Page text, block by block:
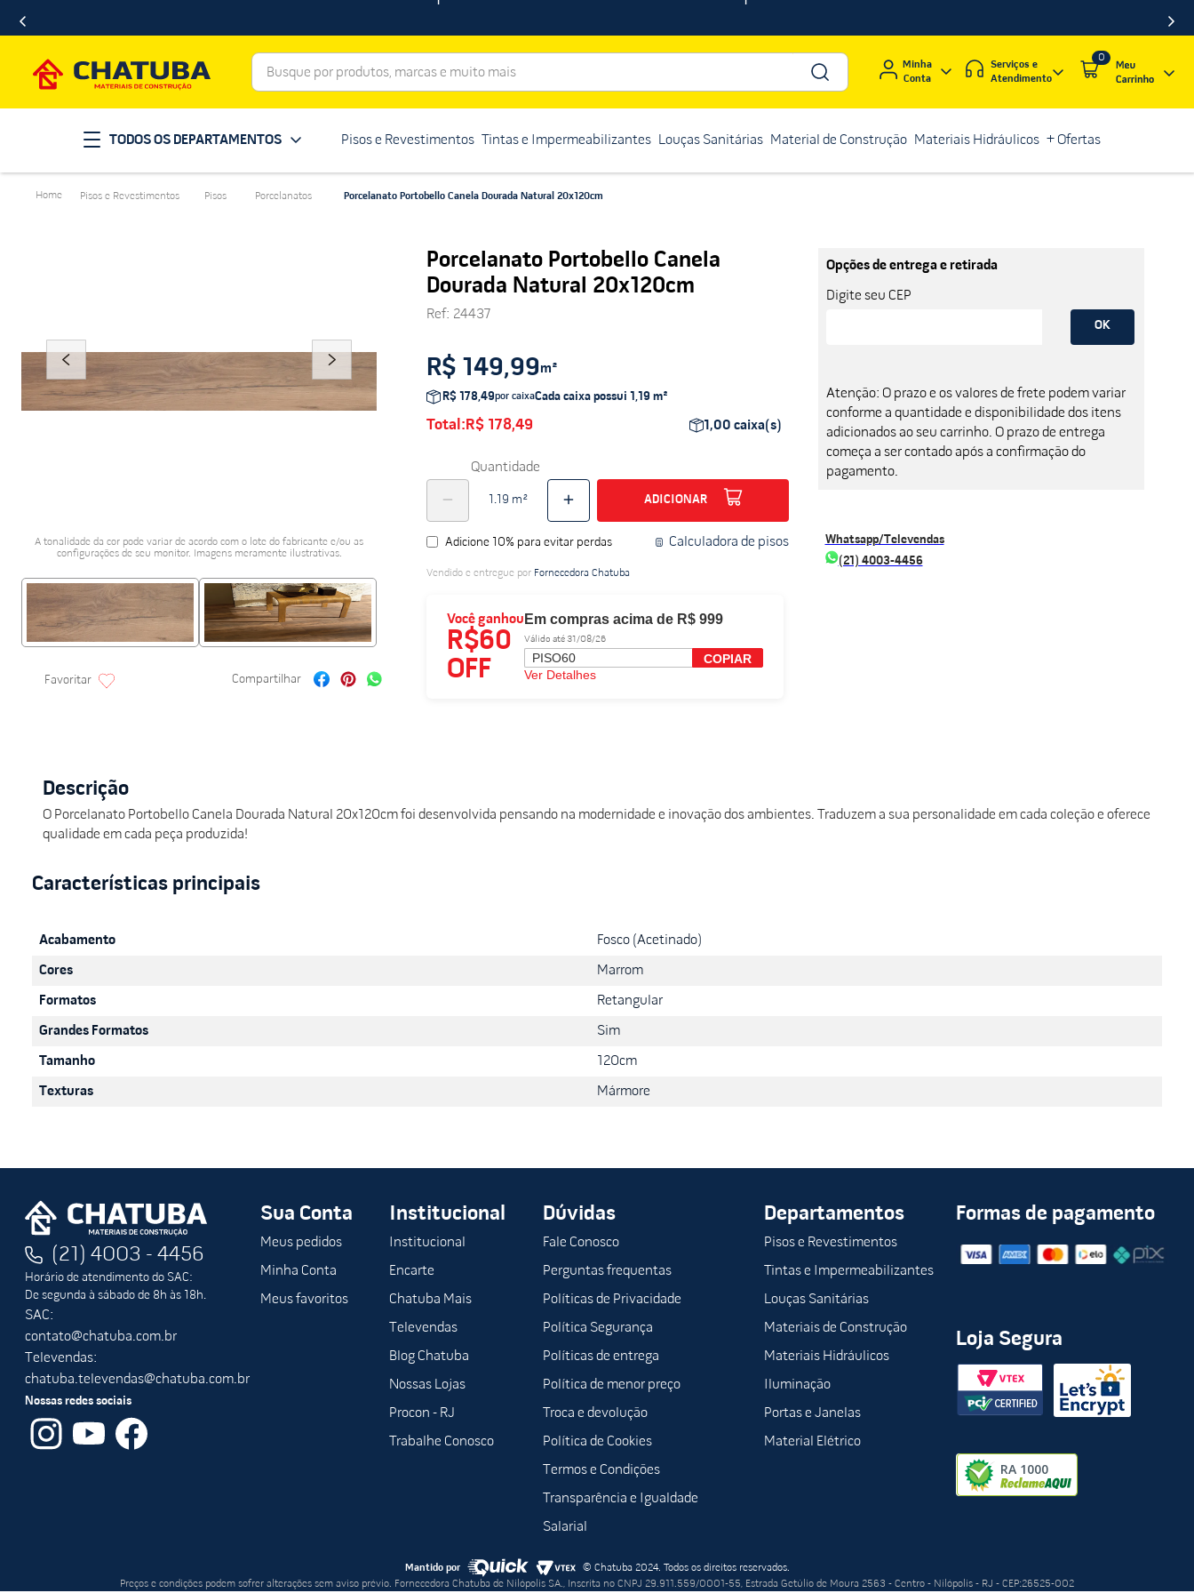
Busque por produtos, marcas e muito mais
Minha
Conta
Serviços e
Atendimento
0
TODOS OS DEPARTAMENTOS Pisos e Revestimentos Tintas e Impermeabilizantes Louças Sanitárias Material de Construção Materiais Hidráulicos + Ofertas
Pisos e Revestimentos Pisos Porcelanatos Porcelanato Portobello Canela Dourada Natural 20x120cm
A tonalidade da cor pode variar de acordo com o lote do fabricante e/ou as
configurações de seu monitor. Imagens meramente ilustrativas.
Porcelanato Portobello Canela
Dourada Natural 20x120cm
Ref: 24437
R$ 149,99m²
R$ 178,49por caixaCada caixa possui 1,19 m²
Total:R$ 178,49 1,00 caixa(s)
Quantidade
ADICIONAR
Adicione 10% para evitar perdas Calculadora de pisos
Vendido e entregue por Fornecedora Chatuba
Você ganhou
R$60
OFF
Em compras acima de R$ 999
Válido até 31/08/26
PISO60
COPIAR
Ver Detalhes
Opções de entrega e retirada
Digite seu CEP
OK
Atenção: O prazo e os valores de frete podem variar
conforme a quantidade e disponibilidade dos itens
adicionados ao seu carrinho. O prazo de entrega
começa a ser contado após a confirmação do
pagamento.
Whatsapp/Televendas
(21) 4003-4456
Descrição
O Porcelanato Portobello Canela Dourada Natural 20x120cm foi desenvolvida pensando na modernidade e inovação dos ambientes. Traduzem a sua personalidade em cada coleção e oferece
qualidade em cada peça produzida!
Acabamento Fosco (Acetinado)
Cores Marrom
Formatos Retangular
Grandes Formatos Sim
Tamanho 120cm
Texturas Mármore
(21) 4003 - 4456
Horário de atendimento do SAC:
De segunda à sábado de 8h às 18h.
SAC:
contato@chatuba.com.br
Televendas:
chatuba.televendas@chatuba.com.br
Nossas redes sociais
Sua Conta
Meus pedidos
Minha Conta
Meus favoritos
Institucional
Institucional
Encarte
Chatuba Mais
Televendas
Blog Chatuba
Nossas Lojas
Procon - RJ
Trabalhe Conosco
Dúvidas
Fale Conosco
Perguntas frequentas
Políticas de Privacidade
Política Segurança
Políticas de entrega
Política de menor preço
Troca e devolução
Política de Cookies
Termos e Condições
Transparência e Igualdade
Salarial
Departamentos
Pisos e Revestimentos
Tintas e Impermeabilizantes
Louças Sanitárias
Materiais de Construção
Materiais Hidráulicos
Iluminação
Portas e Janelas
Material Elétrico
Formas de pagamento
Loja Segura
Mantido por
© Chatuba 2024. Todos os direitos reservados.
Preços e condições podem sofrer alterações sem aviso prévio. Fornecedora Chatuba de Nilópolis SA., Inscrita no CNPJ 29.911.559/0001-55, Estrada Getúlio de Moura 2563 - Centro - Nilópolis - RJ - CEP:26525-002
1 º porcelanato
2º telha
vaso sanitário
telhas